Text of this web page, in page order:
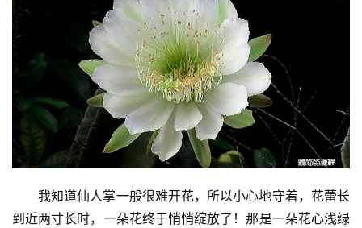
我知道仙人掌一般很难开花，所以小心地守着，花蕾长
到近两寸长时，一朵花终于悄悄绽放了！那是一朵花心浅绿